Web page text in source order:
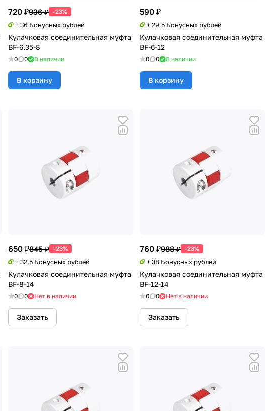
720 ₽936 ₽ -23%
+ 36 Бонусных рублей
Кулачковая соединительная муфта
BF-6.35-8
0 0 В наличии
В корзину
590 ₽
+ 29.5 Бонусных рублей
Кулачковая соединительная муфта
BF-6-12
0 0 В наличии
В корзину
650 ₽845 ₽ -23%
+ 32.5 Бонусных рублей
Кулачковая соединительная муфта
BF-8-14
0 0 Нет в наличии
Заказать
760 ₽988 ₽ -23%
+ 38 Бонусных рублей
Кулачковая соединительная муфта
BF-12-14
0 0 Нет в наличии
Заказать